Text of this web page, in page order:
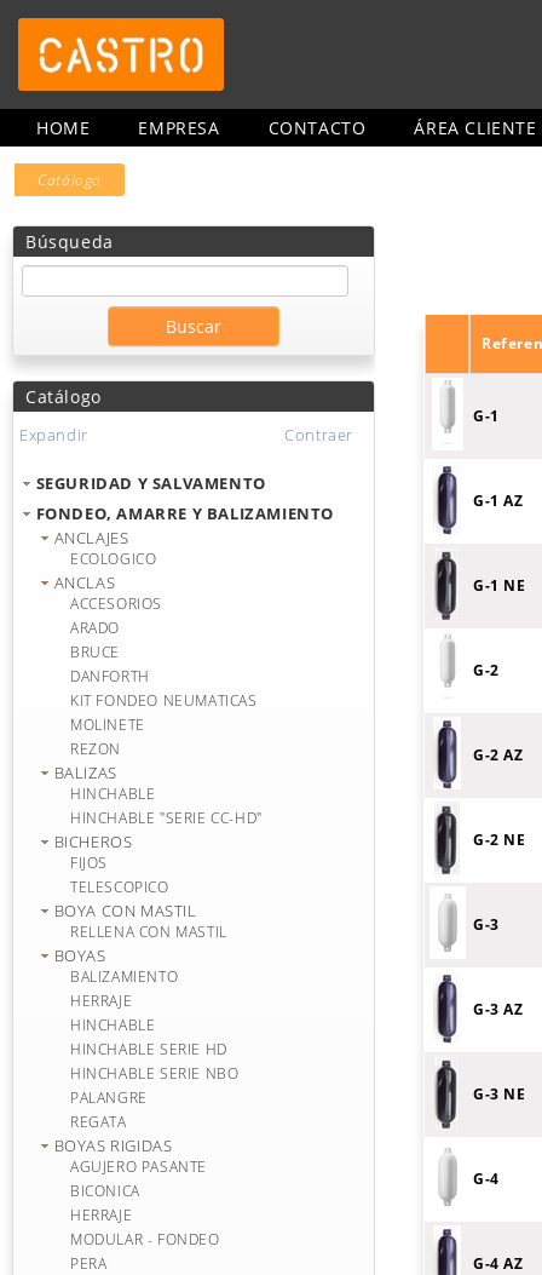
HOME EMPRESA CONTACTO ÁREA CLIENTE
Catálogo
Búsqueda
Catálogo
Expandir Contraer
SEGURIDAD Y SALVAMENTO
FONDEO, AMARRE Y BALIZAMIENTO
ANCLAJES
ECOLOGICO
ANCLAS
ACCESORIOS
ARADO
BRUCE
DANFORTH
KIT FONDEO NEUMATICAS
MOLINETE
REZON
BALIZAS
HINCHABLE
HINCHABLE "SERIE CC-HD"
BICHEROS
FIJOS
TELESCOPICO
BOYA CON MASTIL
RELLENA CON MASTIL
BOYAS
BALIZAMIENTO
HERRAJE
HINCHABLE
HINCHABLE SERIE HD
HINCHABLE SERIE NBO
PALANGRE
REGATA
BOYAS RIGIDAS
AGUJERO PASANTE
BICONICA
HERRAJE
MODULAR - FONDEO
PERA
G-1
G-1 AZ
G-1 NE
G-2
G-2 AZ
G-2 NE
G-3
G-3 AZ
G-3 NE
G-4
G-4 AZ